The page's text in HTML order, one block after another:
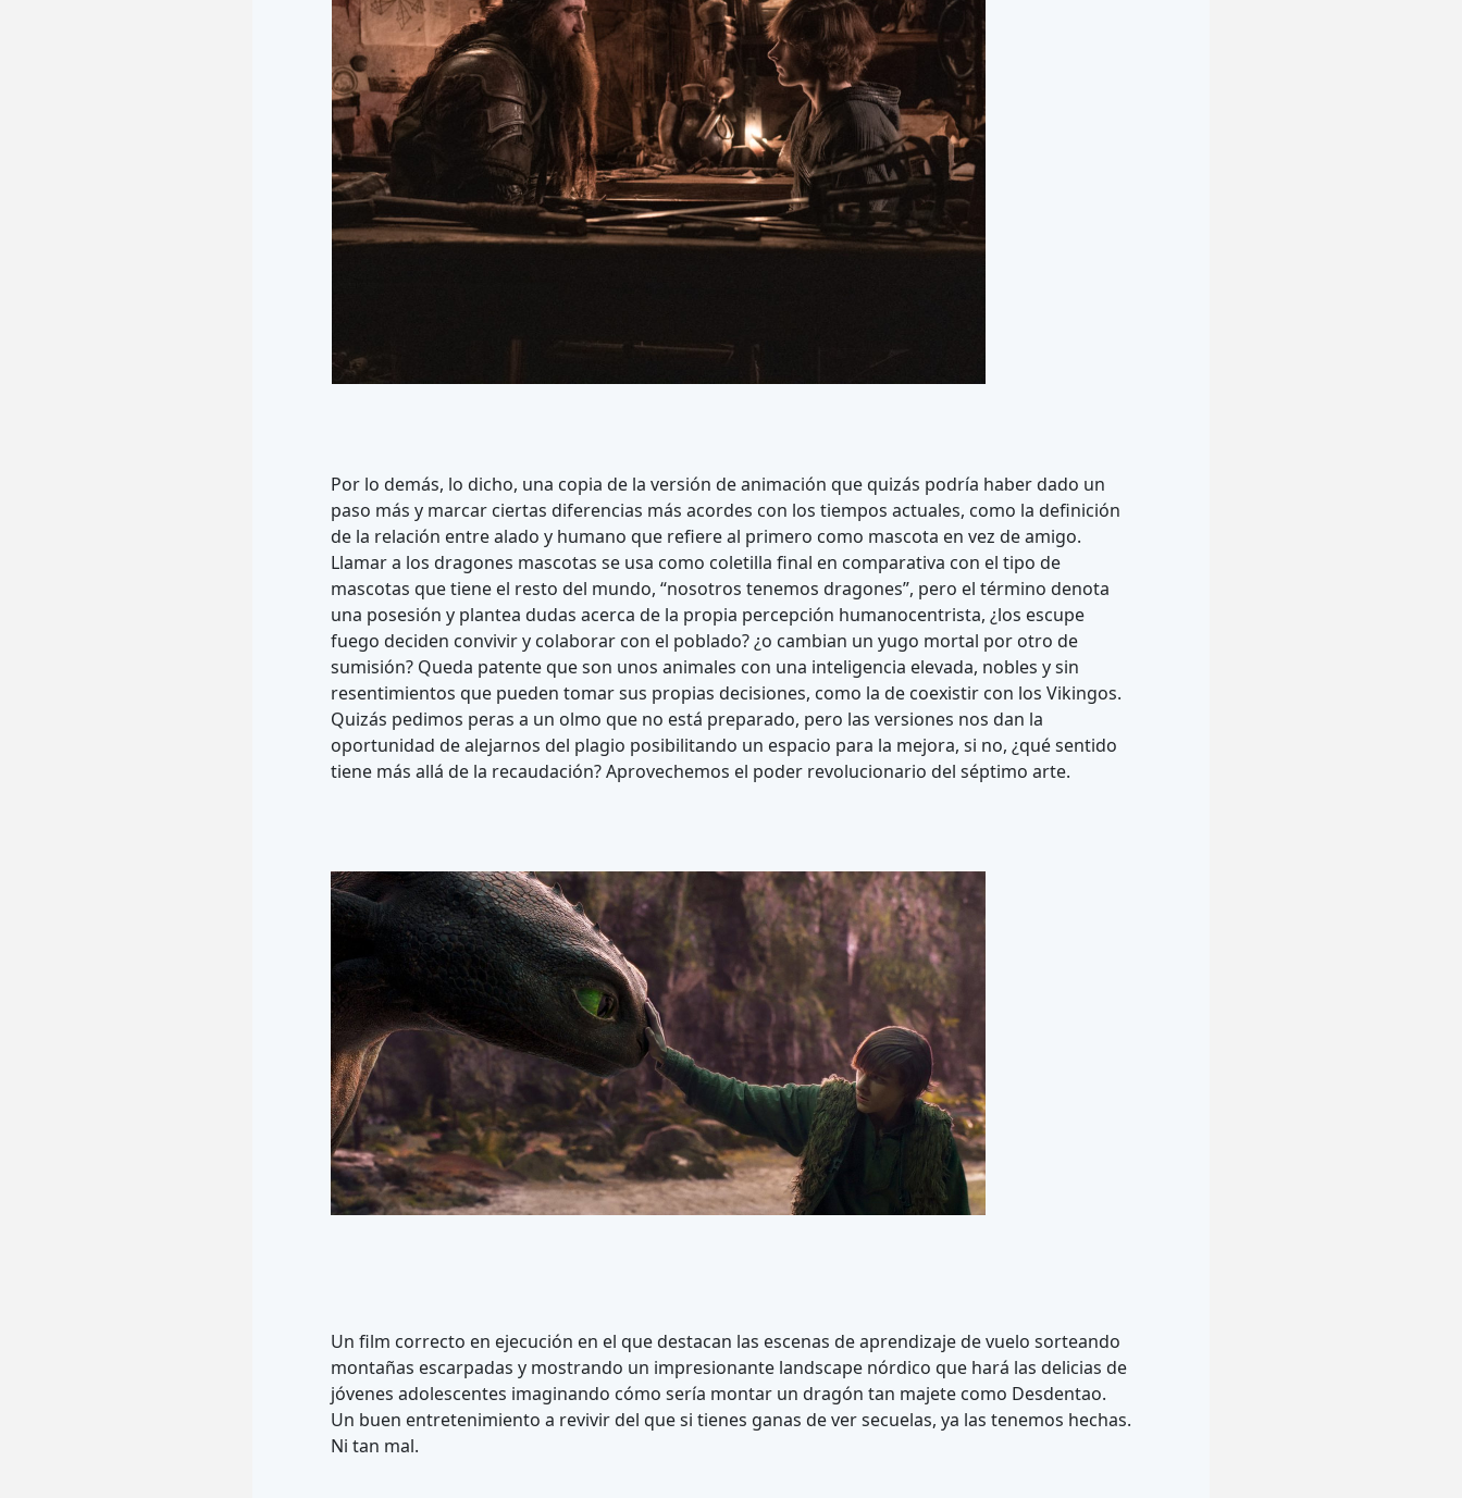
Por lo demás, lo dicho, una copia de la versión de animación que quizás podría haber dado un
paso más y marcar ciertas diferencias más acordes con los tiempos actuales, como la definición
de la relación entre alado y humano que refiere al primero como mascota en vez de amigo.
Llamar a los dragones mascotas se usa como coletilla final en comparativa con el tipo de
mascotas que tiene el resto del mundo, “nosotros tenemos dragones”, pero el término denota
una posesión y plantea dudas acerca de la propia percepción humanocentrista, ¿los escupe
fuego deciden convivir y colaborar con el poblado? ¿o cambian un yugo mortal por otro de
sumisión? Queda patente que son unos animales con una inteligencia elevada, nobles y sin
resentimientos que pueden tomar sus propias decisiones, como la de coexistir con los Vikingos.
Quizás pedimos peras a un olmo que no está preparado, pero las versiones nos dan la
oportunidad de alejarnos del plagio posibilitando un espacio para la mejora, si no, ¿qué sentido
tiene más allá de la recaudación? Aprovechemos el poder revolucionario del séptimo arte.
Un film correcto en ejecución en el que destacan las escenas de aprendizaje de vuelo sorteando
montañas escarpadas y mostrando un impresionante landscape nórdico que hará las delicias de
jóvenes adolescentes imaginando cómo sería montar un dragón tan majete como Desdentao.
Un buen entretenimiento a revivir del que si tienes ganas de ver secuelas, ya las tenemos hechas.
Ni tan mal.